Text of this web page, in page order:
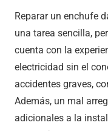
Reparar un enchufe
una tarea sencilla,
cuenta con la
electricidad sin el
accidentes graves,
Además, un mal
adicionales a la